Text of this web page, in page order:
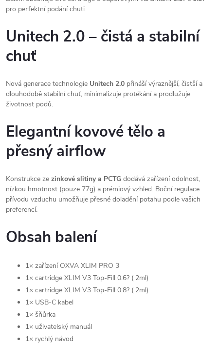
pro perfektní podání chuti.
Unitech 2.0 – čistá a stabilní
chuť
Nová generace technologie Unitech 2.0 přináší výraznější, čistší a
dlouhodobě stabilní chuť, minimalizuje protékání a prodlužuje
životnost podů.
Elegantní kovové tělo a
přesný airflow
Konstrukce ze zinkové slitiny a PCTG dodává zařízení odolnost,
nízkou hmotnost (pouze 77g) a prémiový vzhled. Boční regulace
přívodu vzduchu umožňuje přesné doladění potahu podle vašich
preferencí.
Obsah balení
1× zařízení OXVA XLIM PRO 3
1× cartridge XLIM V3 Top-Fill 0.6? ( 2ml)
1× cartridge XLIM V3 Top-Fill 0.8? ( 2ml)
1× USB-C kabel
1× šňůrka
1× uživatelský manuál
1× rychlý návod